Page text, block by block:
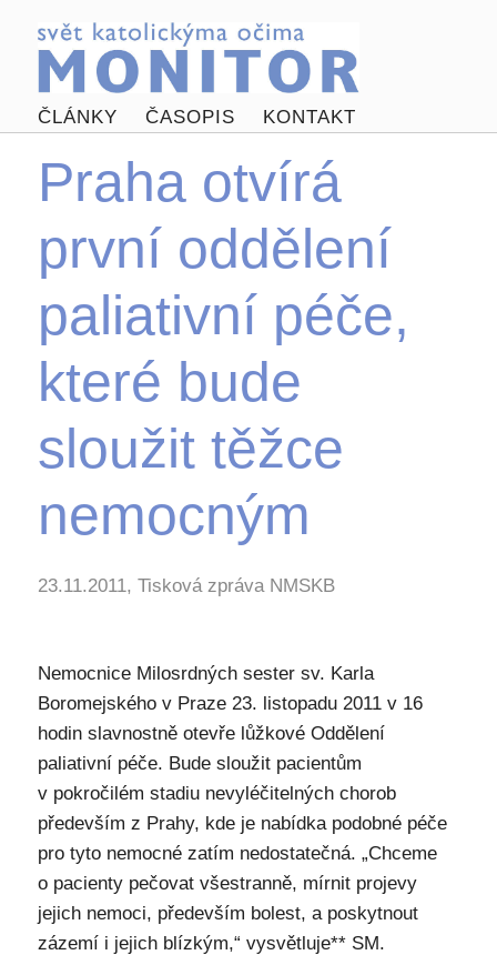
ČLÁNKY ČASOPIS KONTAKT
Praha otvírá
první oddělení
paliativní péče,
které bude
sloužit těžce
nemocným
23.11.2011, Tisková zpráva NMSKB
Nemocnice Milosrdných sester sv. Karla
Boromejského v Praze 23. listopadu 2011 v 16
hodin slavnostně otevře lůžkové Oddělení
paliativní péče. Bude sloužit pacientům
v pokročilém stadiu nevyléčitelných chorob
především z Prahy, kde je nabídka podobné péče
pro tyto nemocné zatím nedostatečná. „Chceme
o pacienty pečovat všestranně, mírnit projevy
jejich nemoci, především bolest, a poskytnout
zázemí i jejich blízkým,“ vysvětluje** SM.